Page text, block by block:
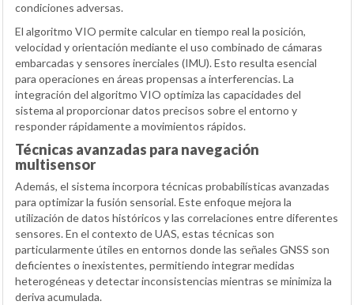
condiciones adversas.
El algoritmo VIO permite calcular en tiempo real la posición,
velocidad y orientación mediante el uso combinado de cámaras
embarcadas y sensores inerciales (IMU). Esto resulta esencial
para operaciones en áreas propensas a interferencias. La
integración del algoritmo VIO optimiza las capacidades del
sistema al proporcionar datos precisos sobre el entorno y
responder rápidamente a movimientos rápidos.
Técnicas avanzadas para navegación
multisensor
Además, el sistema incorpora técnicas probabilísticas avanzadas
para optimizar la fusión sensorial. Este enfoque mejora la
utilización de datos históricos y las correlaciones entre diferentes
sensores. En el contexto de UAS, estas técnicas son
particularmente útiles en entornos donde las señales GNSS son
deficientes o inexistentes, permitiendo integrar medidas
heterogéneas y detectar inconsistencias mientras se minimiza la
deriva acumulada.